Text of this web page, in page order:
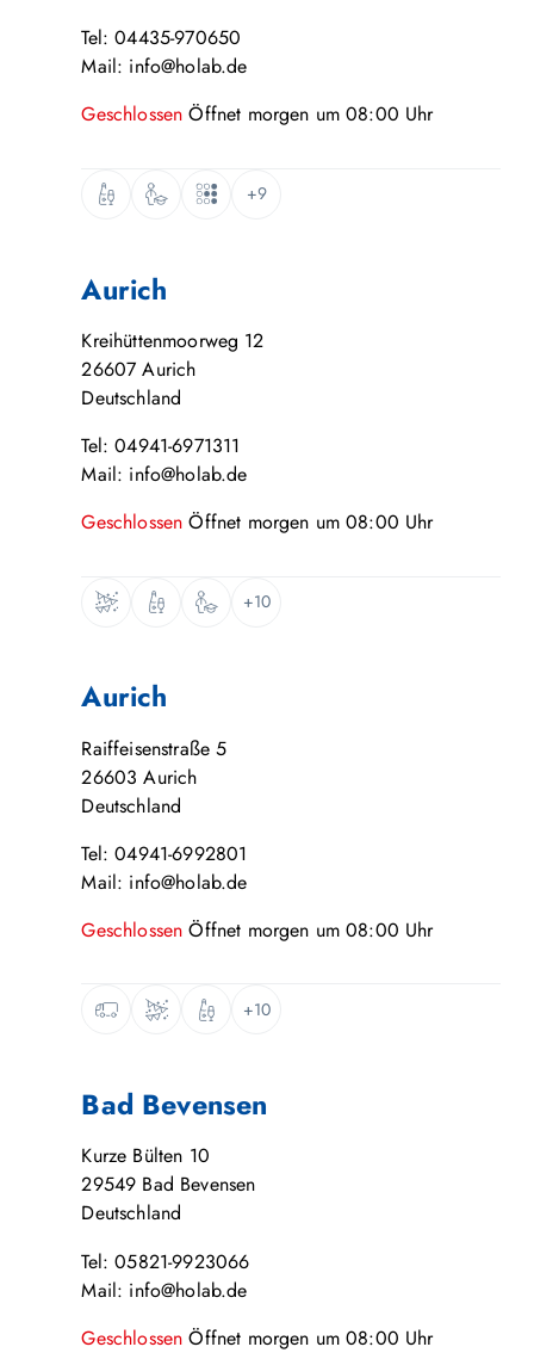
Tel: 04435-970650
Mail: info@holab.de
GeschlossenÖffnet morgen um08:00 Uhr
+9
Aurich
Kreihüttenmoorweg 12
26607 Aurich
Deutschland
Tel: 04941-6971311
Mail: info@holab.de
GeschlossenÖffnet morgen um08:00 Uhr
+10
Aurich
Raiffeisenstraße 5
26603 Aurich
Deutschland
Tel: 04941-6992801
Mail: info@holab.de
GeschlossenÖffnet morgen um08:00 Uhr
+10
Bad Bevensen
Kurze Bülten 10
29549 Bad Bevensen
Deutschland
Tel: 05821-9923066
Mail: info@holab.de
GeschlossenÖffnet morgen um08:00 Uhr